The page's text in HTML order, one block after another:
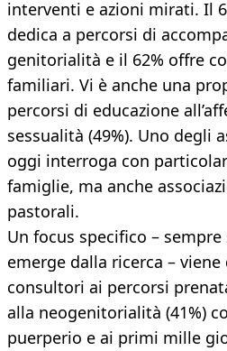
interventi e azioni mirati. Il
dedica a percorsi di
genitorialità e il 62% offre
familiari. Vi è anche una
percorsi di educazione
sessualità (49%). Uno degli
oggi interroga con
famiglie, ma anche
pastorali.
Un focus specifico –
emerge dalla ricerca –
consultori ai percorsi
alla neogenitorialità (41%)
puerperio e ai primi mille